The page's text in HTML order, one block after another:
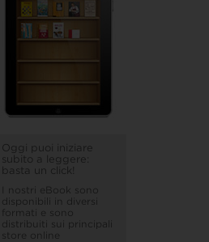
Oggi puoi iniziare
subito a leggere:
basta un click!
I nostri eBook sono
disponibili in diversi
formati e sono
distribuiti sui principali
store online